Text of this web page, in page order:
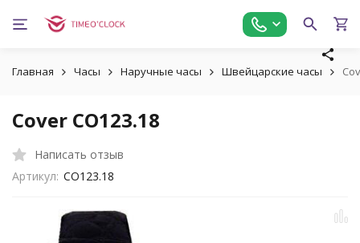
Главная Часы Наручные часы Швейцарские часы
Cover CO123.18
Написать отзыв
Артикул: CO123.18